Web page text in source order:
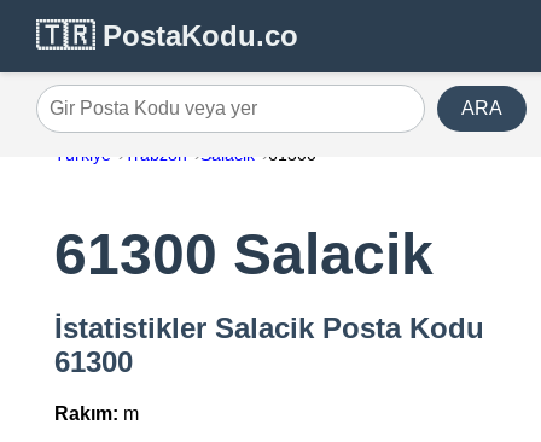
🇹🇷 PostaKodu.co
Gir Posta Kodu veya yer ARA
Türkiye Trabzon Salacik 61300
61300 Salacik
İstatistikler Salacik Posta Kodu
61300
Rakım: m